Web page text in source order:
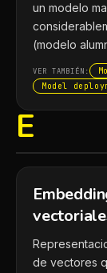
un modelo
(modelo
VER TAMBIÉN:
Model
E
de vectores